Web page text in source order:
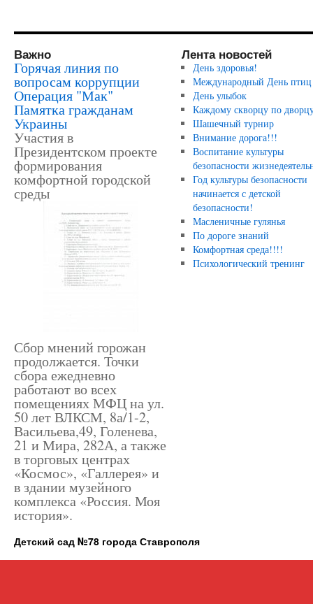
Важно
Горячая линия по
вопросам коррупции
Операция "Мак"
Памятка гражданам
Украины
Участия в
Президентском проекте
формирования
комфортной городской
среды
Сбор мнений горожан
продолжается. Точки
сбора ежедневно
работают во всех
помещениях МФЦ на ул.
50 лет ВЛКСМ, 8а/1-2,
Васильева,49, Голенева,
21 и Мира, 282А, а также
в торговых центрах
«Космос», «Галлерея» и
в здании музейного
комплекса «Россия. Моя
история».
Лента новостей
День здоровья!
Международный День птиц
День улыбок
Каждому скворцу по
Шашечный турнир
Внимание дорога!!!
Воспитание культуры
безопасности
Год культуры безопасности
начинается с детской
безопасности!
Масленичные гулянья
По дороге знаний
Комфортная среда!!!!
Психологический тренинг
Детский сад №78 города Ставрополя